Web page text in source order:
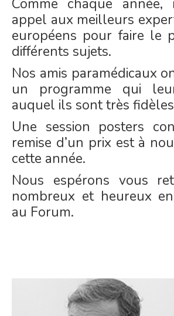
Comme chaque année,
appel aux meilleurs
européens pour faire le
différents sujets.
Nos amis paramédicaux
un programme qui
auquel ils sont très
Une session posters
remise d’un prix est à
cette année.
Nous espérons vous
nombreux et heureux
au Forum.